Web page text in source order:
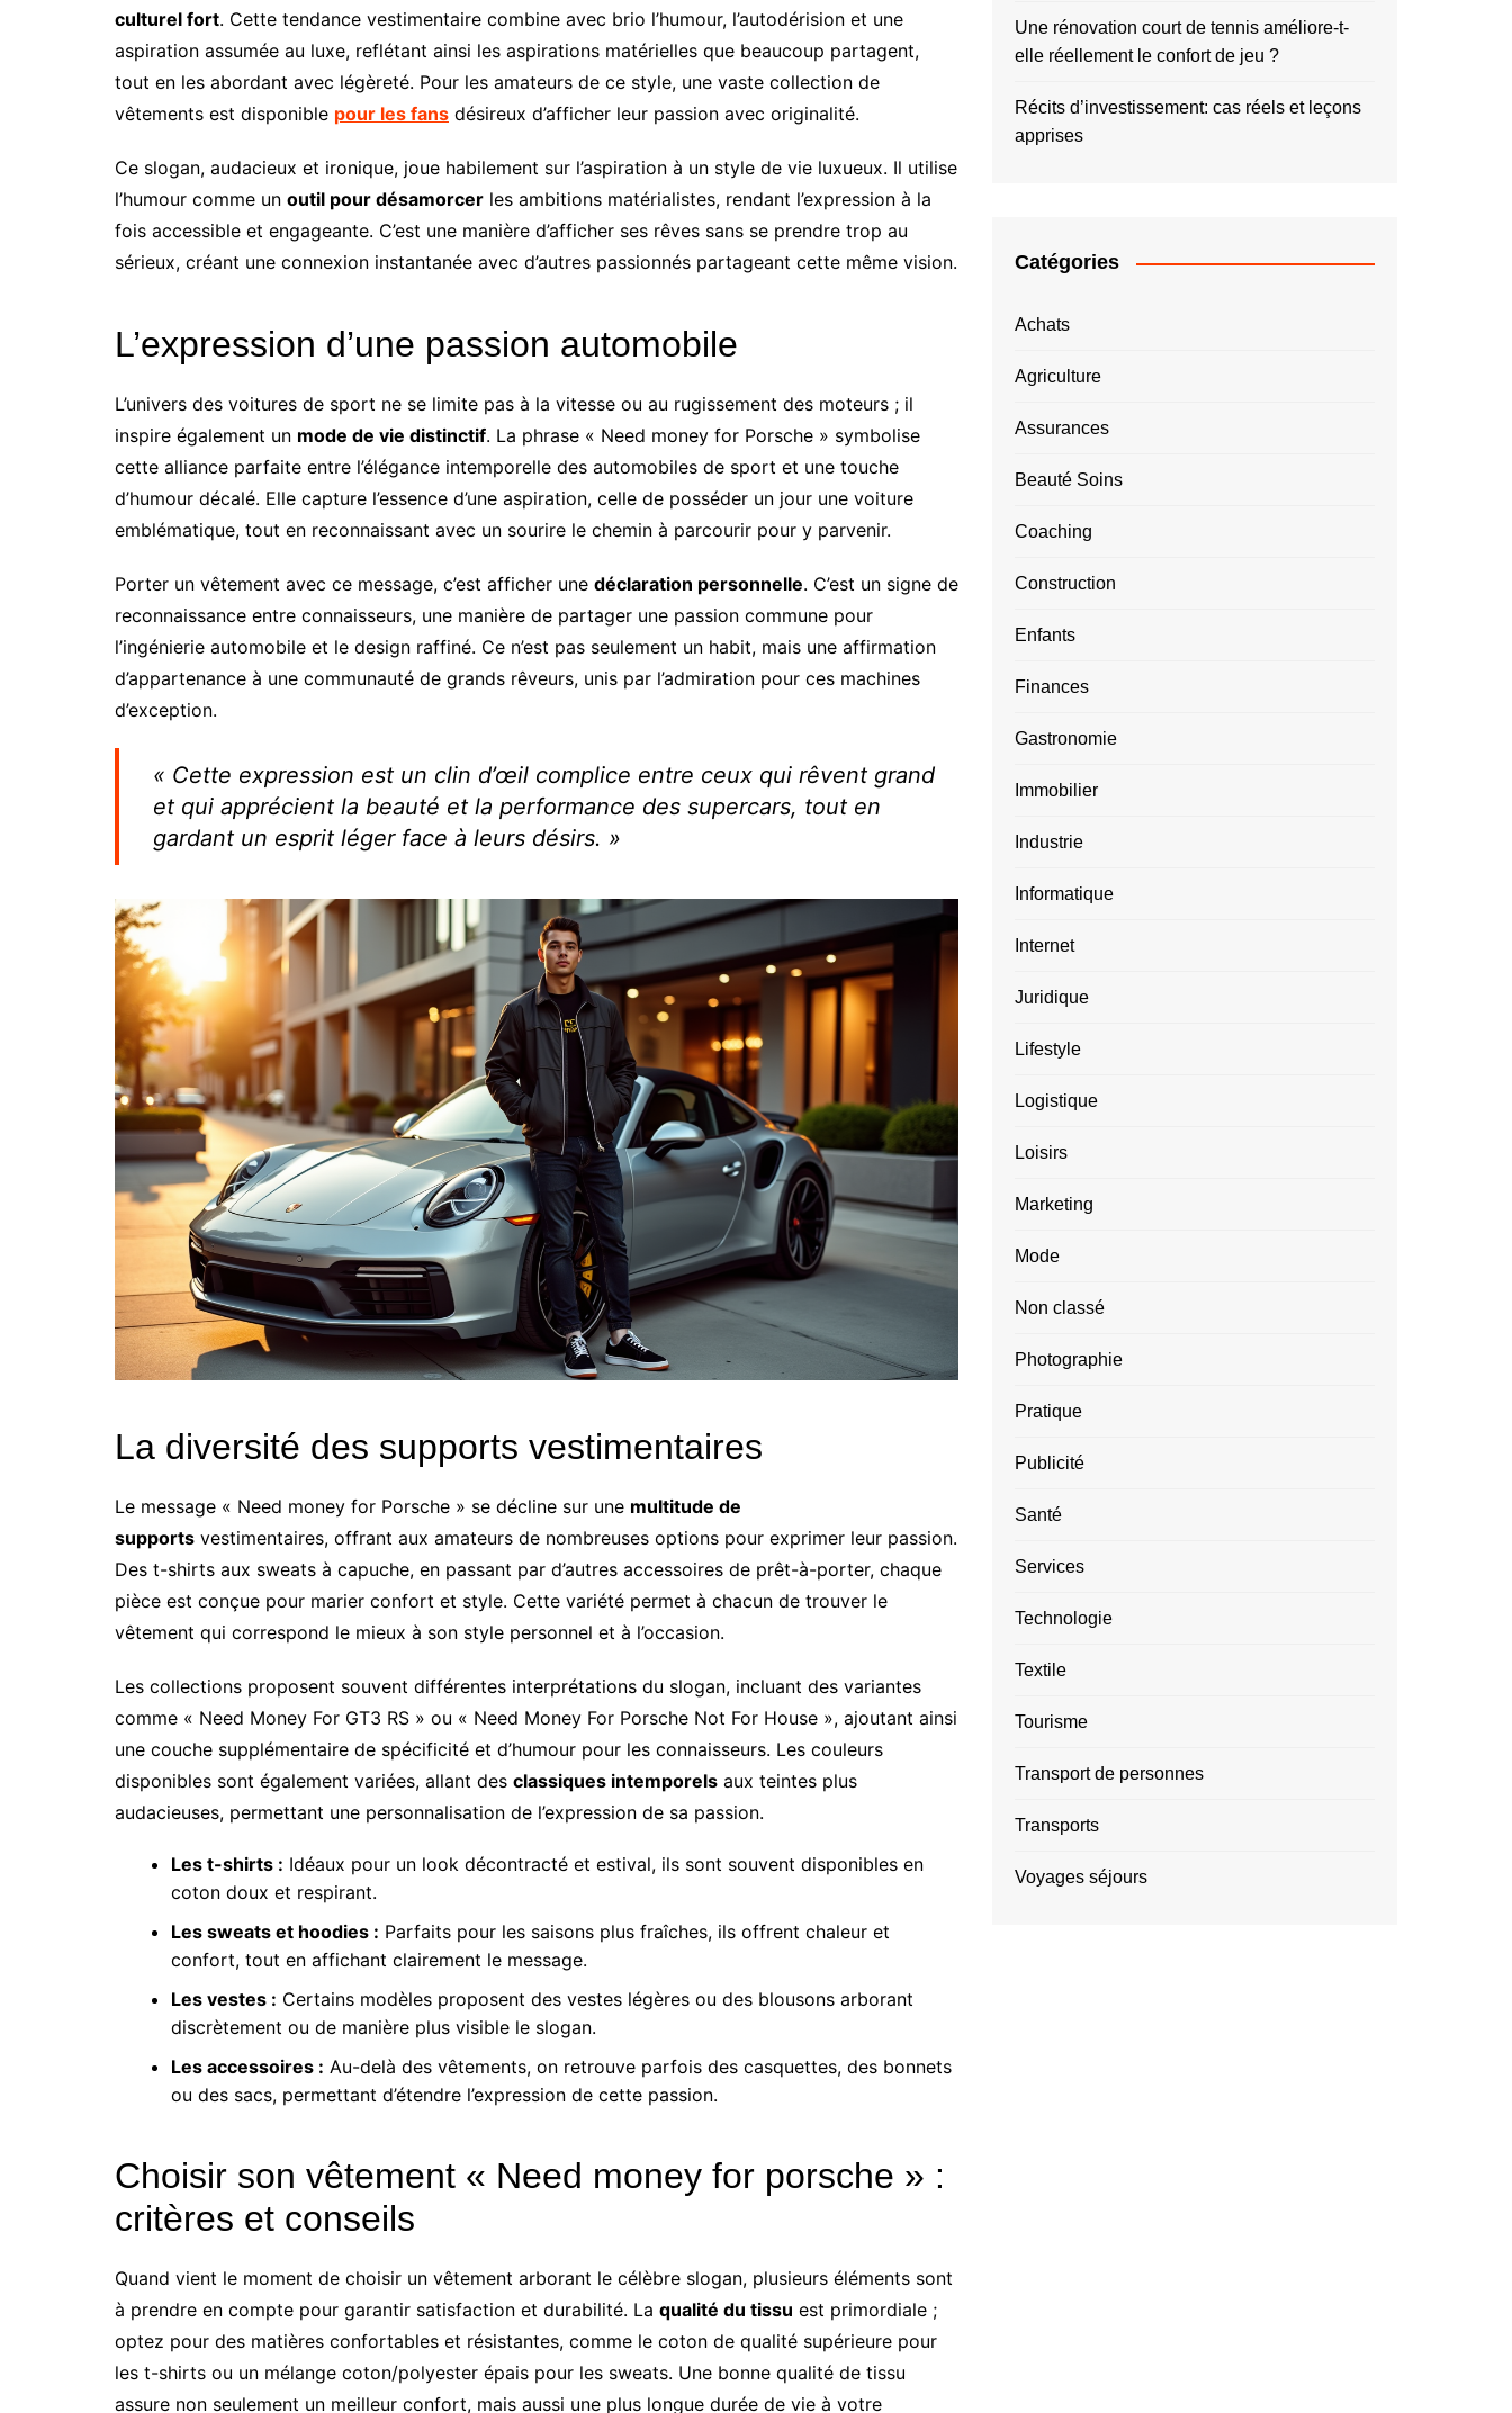
culturel fort. Cette tendance vestimentaire combine avec brio l’humour, l’autodérision et une
aspiration assumée au luxe, reflétant ainsi les aspirations matérielles que beaucoup partagent,
tout en les abordant avec légèreté. Pour les amateurs de ce style, une vaste collection de
vêtements est disponible pour les fans désireux d’afficher leur passion avec originalité.
Ce slogan, audacieux et ironique, joue habilement sur l’aspiration à un style de vie luxueux. Il utilise
l’humour comme un outil pour désamorcer les ambitions matérialistes, rendant l’expression à la
fois accessible et engageante. C’est une manière d’afficher ses rêves sans se prendre trop au
sérieux, créant une connexion instantanée avec d’autres passionnés partageant cette même vision.
L’expression d’une passion automobile
L’univers des voitures de sport ne se limite pas à la vitesse ou au rugissement des moteurs ; il
inspire également un mode de vie distinctif. La phrase « Need money for Porsche » symbolise
cette alliance parfaite entre l’élégance intemporelle des automobiles de sport et une touche
d’humour décalé. Elle capture l’essence d’une aspiration, celle de posséder un jour une voiture
emblématique, tout en reconnaissant avec un sourire le chemin à parcourir pour y parvenir.
Porter un vêtement avec ce message, c’est afficher une déclaration personnelle. C’est un signe de
reconnaissance entre connaisseurs, une manière de partager une passion commune pour
l’ingénierie automobile et le design raffiné. Ce n’est pas seulement un habit, mais une affirmation
d’appartenance à une communauté de grands rêveurs, unis par l’admiration pour ces machines
d’exception.
« Cette expression est un clin d’œil complice entre ceux qui rêvent grand
et qui apprécient la beauté et la performance des supercars, tout en
gardant un esprit léger face à leurs désirs. »
La diversité des supports vestimentaires
Le message « Need money for Porsche » se décline sur une multitude de
supports vestimentaires, offrant aux amateurs de nombreuses options pour exprimer leur passion.
Des t-shirts aux sweats à capuche, en passant par d’autres accessoires de prêt-à-porter, chaque
pièce est conçue pour marier confort et style. Cette variété permet à chacun de trouver le
vêtement qui correspond le mieux à son style personnel et à l’occasion.
Les collections proposent souvent différentes interprétations du slogan, incluant des variantes
comme « Need Money For GT3 RS » ou « Need Money For Porsche Not For House », ajoutant ainsi
une couche supplémentaire de spécificité et d’humour pour les connaisseurs. Les couleurs
disponibles sont également variées, allant des classiques intemporels aux teintes plus
audacieuses, permettant une personnalisation de l’expression de sa passion.
Les t-shirts : Idéaux pour un look décontracté et estival, ils sont souvent disponibles en
coton doux et respirant.
Les sweats et hoodies : Parfaits pour les saisons plus fraîches, ils offrent chaleur et
confort, tout en affichant clairement le message.
Les vestes : Certains modèles proposent des vestes légères ou des blousons arborant
discrètement ou de manière plus visible le slogan.
Les accessoires : Au-delà des vêtements, on retrouve parfois des casquettes, des bonnets
ou des sacs, permettant d’étendre l’expression de cette passion.
Choisir son vêtement « Need money for porsche » :
critères et conseils
Quand vient le moment de choisir un vêtement arborant le célèbre slogan, plusieurs éléments sont
à prendre en compte pour garantir satisfaction et durabilité. La qualité du tissu est primordiale ;
optez pour des matières confortables et résistantes, comme le coton de qualité supérieure pour
les t-shirts ou un mélange coton/polyester épais pour les sweats. Une bonne qualité de tissu
assure non seulement un meilleur confort, mais aussi une plus longue durée de vie à votre
Une rénovation court de tennis améliore-t-
elle réellement le confort de jeu ?
Récits d’investissement: cas réels et leçons
apprises
Catégories
Achats
Agriculture
Assurances
Beauté Soins
Coaching
Construction
Enfants
Finances
Gastronomie
Immobilier
Industrie
Informatique
Internet
Juridique
Lifestyle
Logistique
Loisirs
Marketing
Mode
Non classé
Photographie
Pratique
Publicité
Santé
Services
Technologie
Textile
Tourisme
Transport de personnes
Transports
Voyages séjours